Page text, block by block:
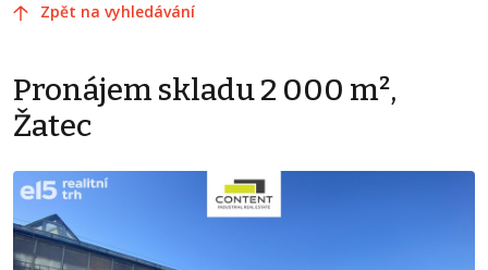
Zpět na vyhledávání
Pronájem skladu 2 000 m²,
Žatec